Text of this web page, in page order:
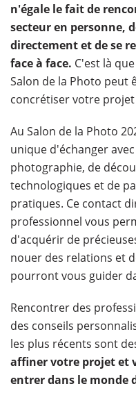
n'égale le fait de
secteur en personne,
directement et de se
face à face. C'est là
Salon de la Photo
concrétiser votre
Au Salon de la Photo
unique d'échanger
photographie, de
technologiques et de
pratiques. Ce contact
professionnel vous
d'acquérir de
nouer des relations et
pourront vous guider
Rencontrer des
des conseils
les plus récents sont
affiner votre projet et
entrer dans le monde